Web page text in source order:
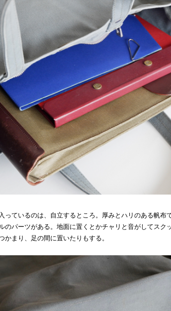
っているのは、自立するところ。厚みとハリのある帆布
のパーツがある。地面に置くとかチャリと音がしてスク
かまり、足の間に置いたりもする。